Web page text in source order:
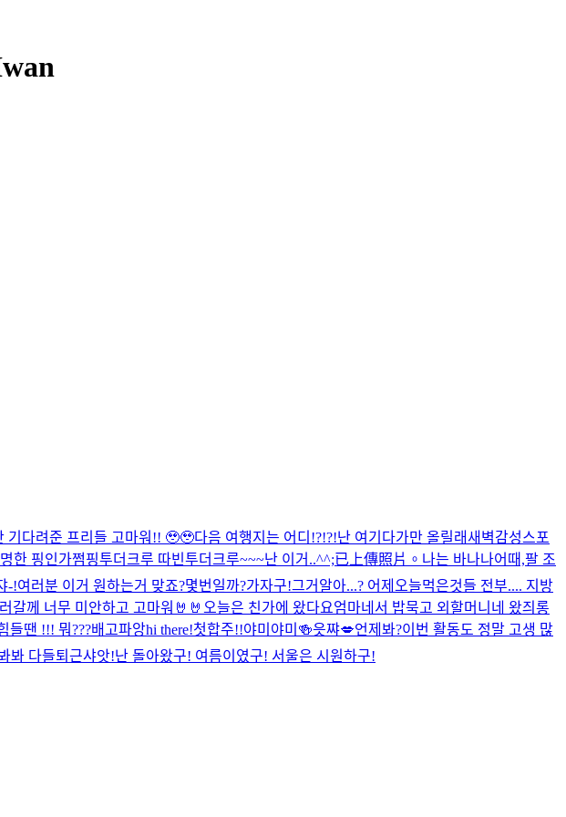
기다려준 프리들 고마워!! 🥹🥹다음 여행지는 어디!?!?!난 여기다가만 올릴래새벽감성스포
한 핑인가쩜핑투더크루 따빈투더크루~~~난 이거..^^;已上傳照片。 나는 바나나어때,팔 조
-!여러분 이거 원하는거 맞죠?몇번일까?가자구!그거알아...? 어제오늘먹은것들 전부.... 지방
갈께 너무 미안하고 고마워🤘🤘 오늘은 친가에 왔다요엄마네서 밥묵고 외할머니네 왔즤롱
들땐 !!! 뭐???배고파앙hi there!첫합주!!야미야미🍻읏쨔💋언제봐?이번 활동도 정말 고생 많
봐 다들퇴근샤앗!난 돌아왔구! 여름이였구! 서울은 시원하구!